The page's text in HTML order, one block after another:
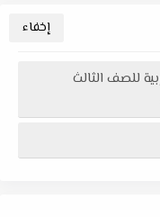
للصف الثالث